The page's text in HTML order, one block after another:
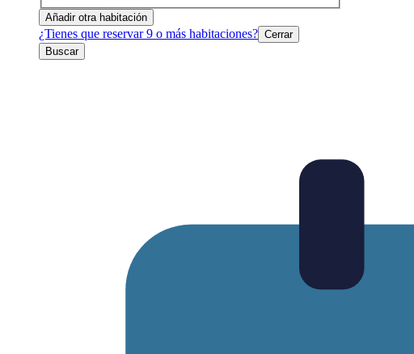
Añadir otra habitación
¿Tienes que reservar 9 o más habitaciones? Cerrar
Buscar